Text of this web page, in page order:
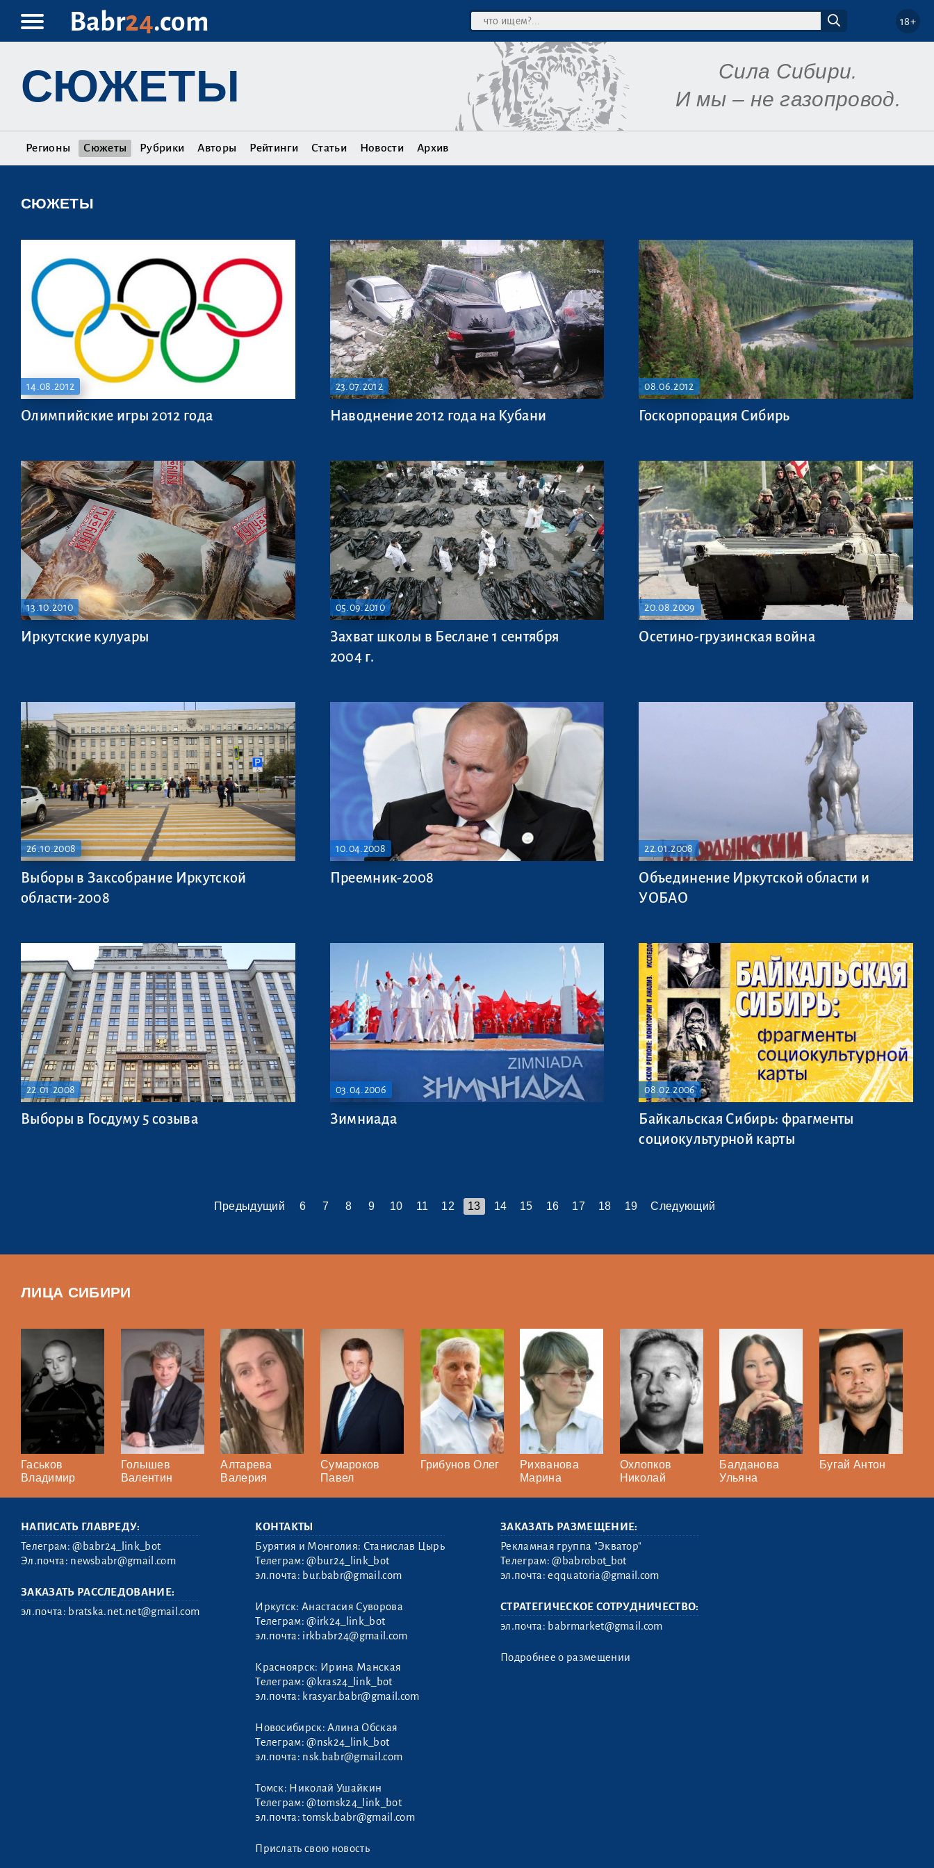
Babr24.com 18+
Сила Сибири.
И мы – не газопровод.
СЮЖЕТЫ
Регионы Сюжеты Рубрики Авторы Рейтинги Статьи Новости Архив
СЮЖЕТЫ
14.08.2012
Олимпийские игры 2012 года
23.07.2012
Наводнение 2012 года на Кубани
08.06.2012
Госкорпорация Сибирь
13.10.2010
Иркутские кулуары
05.09.2010
Захват школы в Беслане 1 сентября
2004 г.
20.08.2009
Осетино-грузинская война
26.10.2008
Выборы в Заксобрание Иркутской
области-2008
10.04.2008
Преемник-2008
22.01.2008
Объединение Иркутской области и
УОБАО
22.01.2008
Выборы в Госдуму 5 созыва
03.04.2006
Зимниада
08.02.2006
Байкальская Сибирь: фрагменты
социокультурной карты
Предыдущий 6 7 8 9 10 11 12 13 14 15 16 17 18 19 Следующий
ЛИЦА СИБИРИ
Гаськов
Владимир
Голышев
Валентин
Алтарева
Валерия
Сумароков
Павел
Грибунов Олег
Рихванова
Марина
Охлопков
Николай
Балданова
Ульяна
Бугай Антон
НАПИСАТЬ ГЛАВРЕДУ:
Телеграм:@babr24_link_bot
Эл.почта: newsbabr@gmail.com
ЗАКАЗАТЬ РАССЛЕДОВАНИЕ:
эл.почта: bratska.net.net@gmail.com
КОНТАКТЫ
Бурятия и Монголия: Станислав Цырь
Телеграм:@bur24_link_bot
эл.почта: bur.babr@gmail.com
Иркутск: Анастасия Суворова
Телеграм:@irk24_link_bot
эл.почта: irkbabr24@gmail.com
Красноярск: Ирина Манская
Телеграм:@kras24_link_bot
эл.почта: krasyar.babr@gmail.com
Новосибирск: Алина Обская
Телеграм:@nsk24_link_bot
эл.почта: nsk.babr@gmail.com
Томск: Николай Ушайкин
Телеграм:@tomsk24_link_bot
эл.почта:tomsk.babr@gmail.com
Прислать свою новость
ЗАКАЗАТЬ РАЗМЕЩЕНИЕ:
Рекламная группа "Экватор"
Телеграм:@babrobot_bot
эл.почта:eqquatoria@gmail.com
СТРАТЕГИЧЕСКОЕ СОТРУДНИЧЕСТВО:
эл.почта: babrmarket@gmail.com
Подробнее о размещении